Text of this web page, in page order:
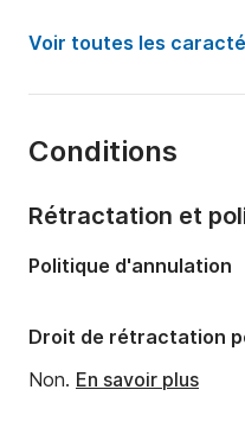
Année:
Nombre de couchages:
Nombre de salles de
Tirant d'eau:1.83m
Puissance moteur:29cv
Voir toutes les
Conditions
Rétractation et
Politique d'annulation
Droit de rétractation
Non. En savoir plus